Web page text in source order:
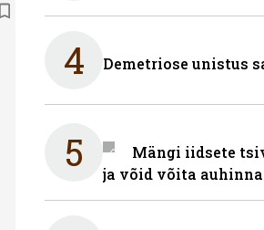
4 Demetriose unistus
5
Mängi iidsete
ja võid võita auhinna